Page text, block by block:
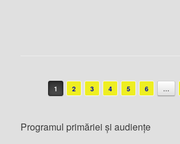
Post navigation
1 2 3 4 5 6 …
Programul primăriei și audiențe